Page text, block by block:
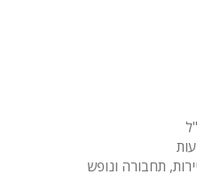
תחבורה ונופש